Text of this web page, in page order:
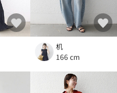
机
166 cm